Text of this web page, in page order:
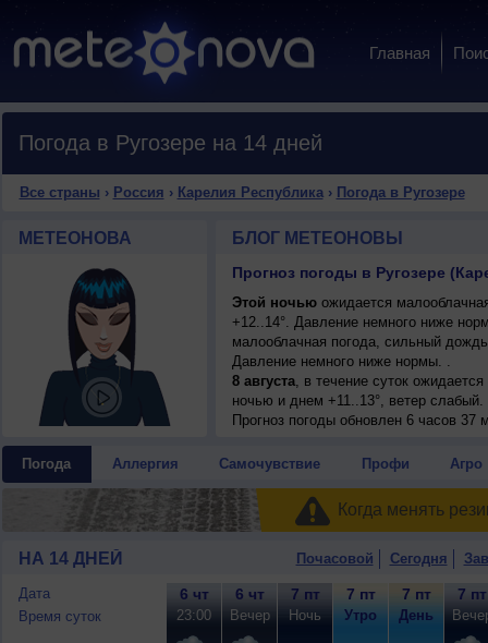
Главная
Погода в Ругозере на 14 дней
Все страны › Россия › Карелия Республика› Погода в Ругозере
МЕТЕОНОВА БЛОГ МЕТЕОНОВЫ
Прогноз погоды в Ругозере
Этой ночьюожидается
+12..14°. Давление немного ниже
малооблачная погода, сильный
Давление немного ниже нормы. .
8 августа, в течение суток
ночью и днем +11..13°, ветер слабый.
Прогноз погоды обновлен 6 часов 37
Погода Аллергия Самочувствие Профи Агро
Когда менять
НА 14 ДНЕЙ Почасовой Сегодня
Дата
Время суток
6 чт
23:00
6 чт
Вечер
7 пт
Ночь
7 пт
Утро
7 пт
День
7 пт